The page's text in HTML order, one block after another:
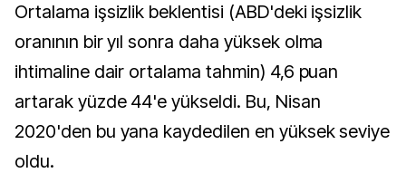
Ortalama işsizlik beklentisi (ABD'deki işsizlik
oranının bir yıl sonra daha yüksek olma
ihtimaline dair ortalama tahmin) 4,6 puan
artarak yüzde 44'e yükseldi. Bu, Nisan
2020'den bu yana kaydedilen en yüksek seviye
oldu.